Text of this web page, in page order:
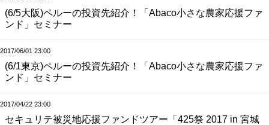
(6/5大阪)ペルーの投資先紹介！「Abaco小さな農家応援ファ
ンド」セミナー
2017/06/01 23:00
(6/1東京)ペルーの投資先紹介！「Abaco小さな農家応援ファ
ンド」セミナー
2017/04/22 23:00
セキュリテ被災地応援ファンドツアー「425祭 2017 in 宮城